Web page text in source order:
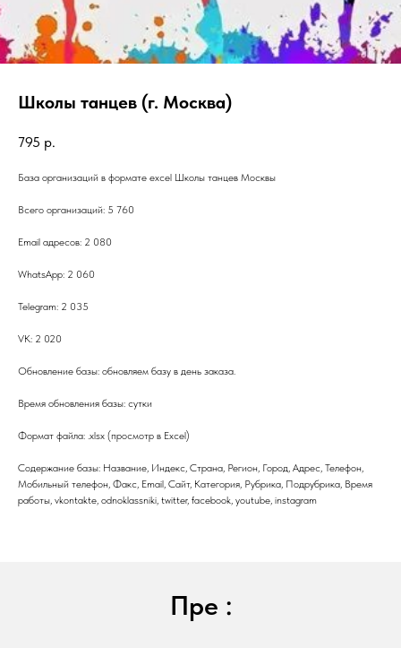
Школы танцев (г. Москва)
795 р.
База организаций в формате excel Школы танцев Москвы
Всего организаций: 5 760
Email адресов: 2 080
WhatsApp: 2 060
Telegram: 2 035
VK: 2 020
Обновление базы: обновляем базу в день заказа.
Время обновления базы: сутки
Формат файла: .xlsx (просмотр в Excel)
Содержание базы: Название, Индекс, Страна, Регион, Город, Адрес, Телефон,
Мобильный телефон, Факс, Email, Сайт, Категория, Рубрика, Подрубрика, Время
работы, vkontakte, odnoklassniki, twitter, facebook, youtube, instagram
Пре :